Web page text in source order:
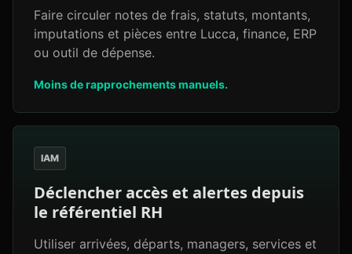
Faire circuler notes de frais, statuts, montants,
imputations et pièces entre Lucca, finance, ERP
ou outil de dépense.
Moins de rapprochements manuels.
IAM
Déclencher accès et alertes depuis
le référentiel RH
Utiliser arrivées, départs, managers, services et